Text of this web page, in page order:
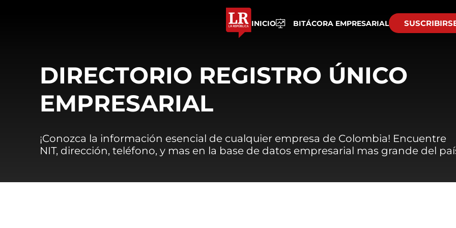
INICIO BITÁCORA EMPRESARIAL
DIRECTORIO REGISTRO ÚNICO
EMPRESARIAL
¡Conozca la información esencial de cualquier empresa de Colombia! Encuentre
NIT, dirección, teléfono, y mas en la base de datos empresarial mas grande del